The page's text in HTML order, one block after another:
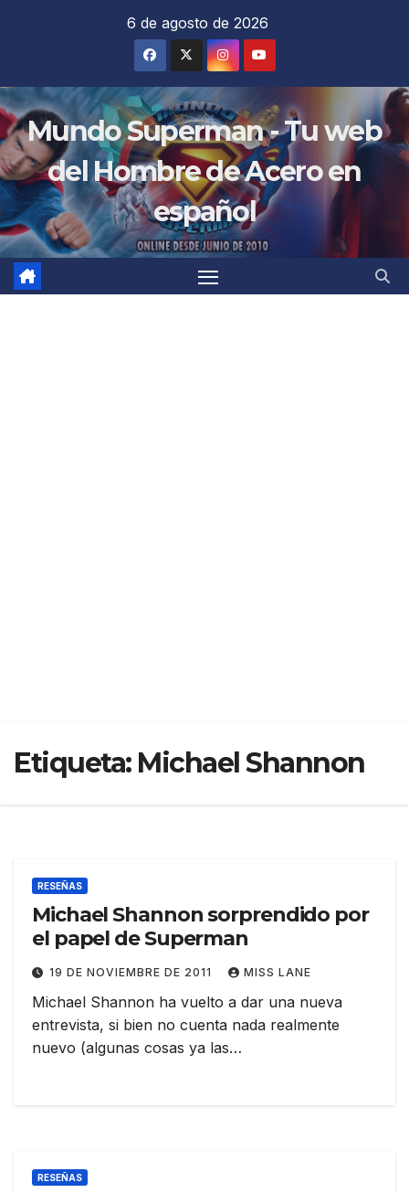
6 de agosto de 2026
Mundo Superman - Tu web
del Hombre de Acero en
español
Etiqueta: Michael Shannon
RESEÑAS
Michael Shannon sorprendido por
el papel de Superman
19 DE NOVIEMBRE DE 2011 MISS LANE
Michael Shannon ha vuelto a dar una nueva
entrevista, si bien no cuenta nada realmente
nuevo (algunas cosas ya las…
RESEÑAS